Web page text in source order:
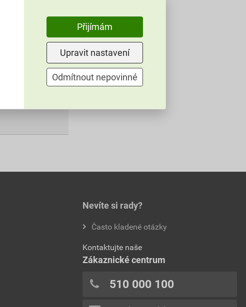
Poptat
Nevíte si rady?
Často kladené otázky
Kontaktujte naše
Zákaznické centrum
510 000 100
Přijímám
Upravit nastavení
Odmítnout nepovinné